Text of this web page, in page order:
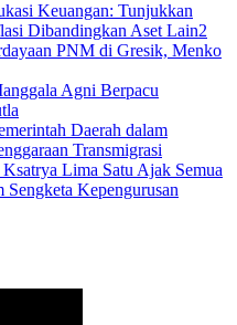
Keuangan: Tunjukkan
Dibandingkan Aset Lain2
PNM di Gresik, Menko
Agni Berpacu
Daerah dalam
Transmigrasi
Ksatrya Lima Satu Ajak Semua
Kepengurusan